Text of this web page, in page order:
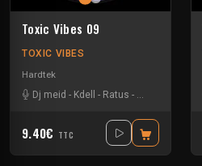
Toxic Vibes 09
TOXIC VIBES
Hardtek
Dj meid - Kdell - Ratus - Wems
9.40€ TTC